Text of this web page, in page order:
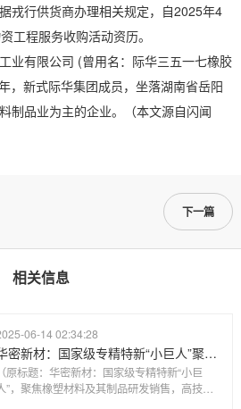
戎行供货商办理相关规定，自2025年4
工程服务收购活动资历。
有限公司 (曾用名：际华三五一七橡胶
，新式际华集团成员，坐落湖南省岳阳
制品业为主的企业。（本文源自闪闻
下一篇
相关信息
06-14 02:34:28
华密新材：国家级专精特新“小巨人”聚焦橡塑材料及其制品研发销售高技术水平进入航空、高铁领域
（原标题：华密新材：国家级专精特新“小巨
”，聚焦橡塑材料及其制品研发销售，高技术